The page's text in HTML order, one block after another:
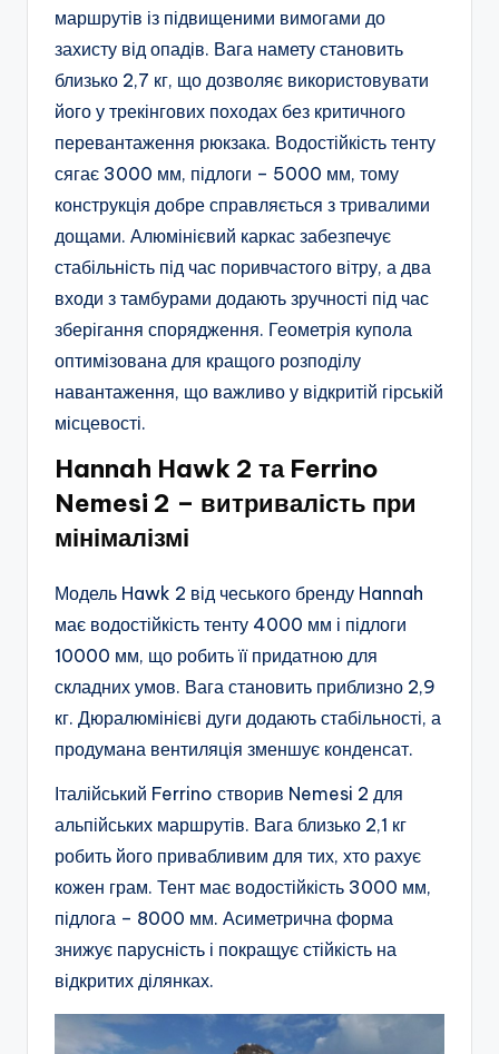
маршрутів із підвищеними вимогами до
захисту від опадів. Вага намету становить
близько 2,7 кг, що дозволяє використовувати
його у трекінгових походах без критичного
перевантаження рюкзака. Водостійкість тенту
сягає 3000 мм, підлоги – 5000 мм, тому
конструкція добре справляється з тривалими
дощами. Алюмінієвий каркас забезпечує
стабільність під час поривчастого вітру, а два
входи з тамбурами додають зручності під час
зберігання спорядження. Геометрія купола
оптимізована для кращого розподілу
навантаження, що важливо у відкритій гірській
місцевості.
Hannah Hawk 2 та Ferrino
Nemesi 2 – витривалість при
мінімалізмі
Модель Hawk 2 від чеського бренду Hannah
має водостійкість тенту 4000 мм і підлоги
10000 мм, що робить її придатною для
складних умов. Вага становить приблизно 2,9
кг. Дюралюмінієві дуги додають стабільності, а
продумана вентиляція зменшує конденсат.
Італійський Ferrino створив Nemesi 2 для
альпійських маршрутів. Вага близько 2,1 кг
робить його привабливим для тих, хто рахує
кожен грам. Тент має водостійкість 3000 мм,
підлога – 8000 мм. Асиметрична форма
знижує парусність і покращує стійкість на
відкритих ділянках.